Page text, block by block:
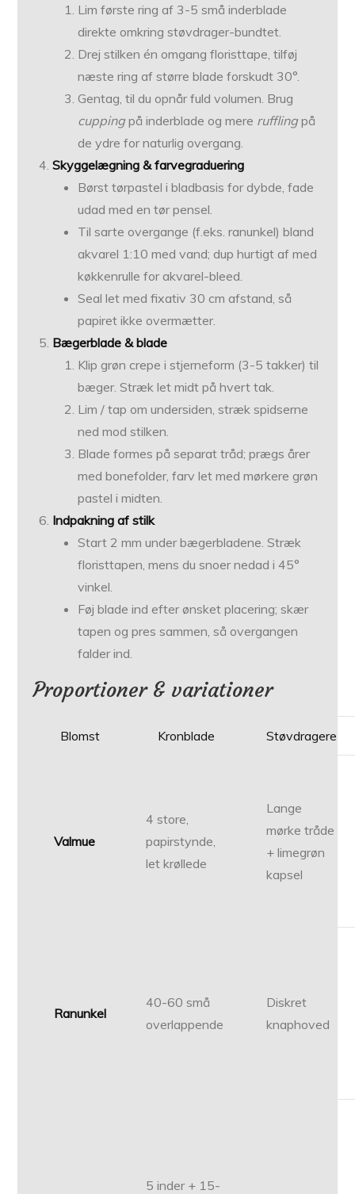
Lim første ring af 3-5 små inderblade
direkte omkring støvdrager-bundtet.
Drej stilken én omgang floristtape, tilføj
næste ring af større blade forskudt 30°.
Gentag, til du opnår fuld volumen. Brug
cuppingpå inderblade og mere rufflingpå
de ydre for naturlig overgang.
Skyggelægning & farvegraduering
Børst tørpastel i bladbasis for dybde, fade
udad med en tør pensel.
Til sarte overgange (f.eks. ranunkel) bland
akvarel 1:10 med vand; dup hurtigt af med
køkkenrulle for akvarel-bleed.
Seal let med fixativ 30 cm afstand, så
papiret ikke overmætter.
Bægerblade & blade
Klip grøn crepe i stjerneform (3-5 takker) til
bæger. Stræk let midt på hvert tak.
Lim / tap om undersiden, stræk spidserne
ned mod stilken.
Blade formes på separat tråd; prægs årer
med bonefolder, farv let med mørkere grøn
pastel i midten.
Indpakning af stilk
Start 2 mm under bægerbladene. Stræk
floristtapen, mens du snoer nedad i 45°
vinkel.
Føj blade ind efter ønsket placering; skær
tapen og pres sammen, så overgangen
falder ind.
Proportioner & variationer
Blomst Kronblade Støvdragere
Valmue
4 store,
papirstynde,
let krøllede
Lange
mørke tråde
+ limegrøn
kapsel
Ranunkel
40-60 små
overlappende
Diskret
knaphoved
5 inder + 15-